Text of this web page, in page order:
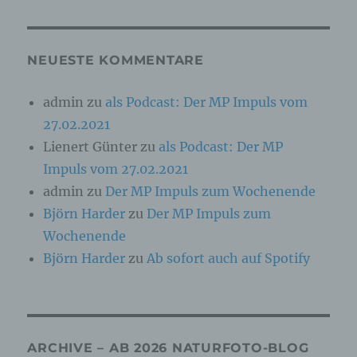
NEUESTE KOMMENTARE
admin zu als Podcast: Der MP Impuls vom
27.02.2021
Lienert Günter zu als Podcast: Der MP
Impuls vom 27.02.2021
admin zu Der MP Impuls zum Wochenende
Björn Harder zu Der MP Impuls zum
Wochenende
Björn Harder zuAb sofort auch auf Spotify
ARCHIVE – AB 2026 NATURFOTO-BLOG
sozialen Identität dieser natürlichen Person
b) betroffene Person
Betroffene Person ist jede identifizierte oder
identifizierbare natürliche Person, deren
personenbezogene Daten von dem für die
Verarbeitung Verantwortlichen verarbeitet
werden.
Verarbeitung ist jeder mit oder ohne Hilfe
oder jede solche Vorgangsreihe im